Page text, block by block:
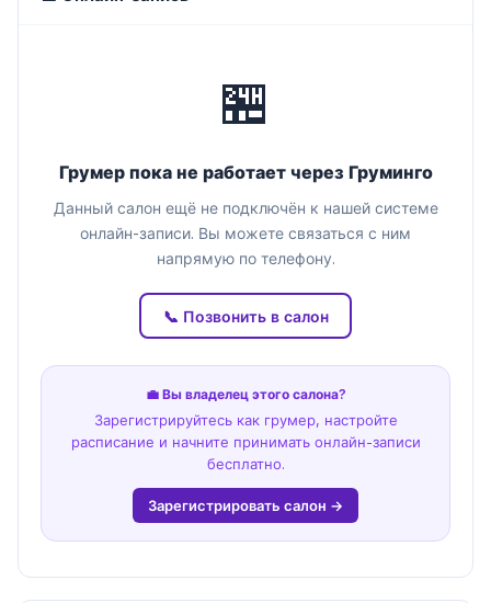
🏪
Грумер пока не работает через Груминго
Данный салон ещё не подключён к нашей системе
онлайн-записи. Вы можете связаться с ним
напрямую по телефону.
📞 Позвонить в салон
💼 Вы владелец этого салона?
Зарегистрируйтесь как грумер, настройте
расписание и начните принимать онлайн-записи
бесплатно.
Зарегистрировать салон →